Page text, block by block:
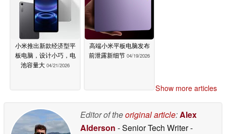
小米推出新款经济型平
板电脑，设计小巧，电
池容量大 04/21/2026
高端小米平板电脑发布
前泄露新细节 04/19/2026
Show more articles
Editor of theoriginal article:Alex
Alderson - Senior Tech Writer-